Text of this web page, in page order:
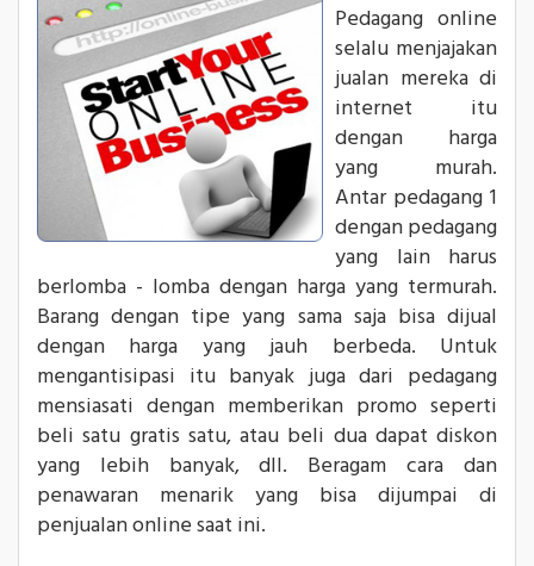
Pedagang online
selalu menjajakan
jualan mereka di
internet itu
dengan harga
yang murah.
Antar pedagang 1
dengan pedagang
yang lain harus
berlomba - lomba dengan harga yang termurah.
Barang dengan tipe yang sama saja bisa dijual
dengan harga yang jauh berbeda. Untuk
mengantisipasi itu banyak juga dari pedagang
mensiasati dengan memberikan promo seperti
beli satu gratis satu, atau beli dua dapat diskon
yang lebih banyak, dll. Beragam cara dan
penawaran menarik yang bisa dijumpai di
penjualan online saat ini.